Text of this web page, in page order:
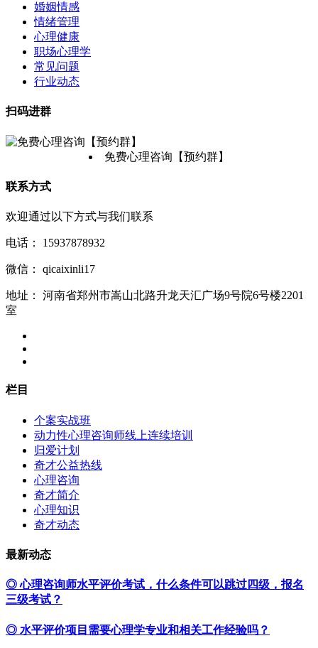
婚姻情感
情绪管理
心理健康
职场心理学
常见问题
行业动态
扫码进群
免费心理咨询【预约群】
联系方式
欢迎通过以下方式与我们联系
电话： 15937878932
微信： qicaixinli17
地址：
河南省郑州市嵩山北路升龙天汇广场9号院6号楼2201
室
栏目
个案实战班
动力性心理咨询师线上连续培训
归爱计划
奇才公益热线
心理咨询
奇才简介
心理知识
奇才动态
最新动态
◎ 心理咨询师水平评价考试，什么条件可以跳过四级，报名
三级考试？
◎ 水平评价项目需要心理学专业和相关工作经验吗？